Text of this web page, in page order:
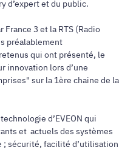
d’expert et du public.
3 et la RTS (Radio
préalablement
qui ont présenté, le
innovation lors d’une
sur la 1ère chaine de la
d’EVEON qui
et actuels des systèmes
; sécurité, facilité d’utilisation